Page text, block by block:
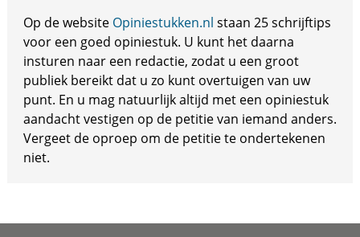
Op de website Opiniestukken.nl staan 25 schrijftips
voor een goed opiniestuk. U kunt het daarna
insturen naar een redactie, zodat u een groot
publiek bereikt dat u zo kunt overtuigen van uw
punt. En u mag natuurlijk altijd met een opiniestuk
aandacht vestigen op de petitie van iemand anders.
Vergeet de oproep om de petitie te ondertekenen
niet.